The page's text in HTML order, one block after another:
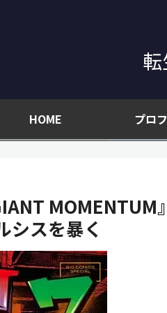
HOME プロ
シスを暴く